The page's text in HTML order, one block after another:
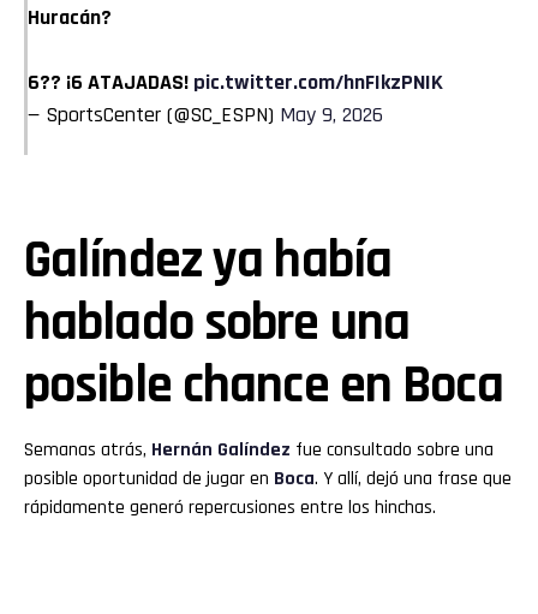
Huracán?
6?? ¡6 ATAJADAS! pic.twitter.com/hnFIkzPNIK
— SportsCenter (@SC_ESPN) May 9, 2026
Galíndez ya había
hablado sobre una
posible chance en Boca
Semanas atrás, Hernán Galíndez fue consultado sobre una
posible oportunidad de jugar en Boca. Y allí, dejó una frase que
rápidamente generó repercusiones entre los hinchas.